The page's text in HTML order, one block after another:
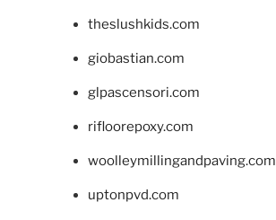
theslushkids.com
giobastian.com
glpascensori.com
rifloorepoxy.com
woolleymillingandpaving.com
uptonpvd.com